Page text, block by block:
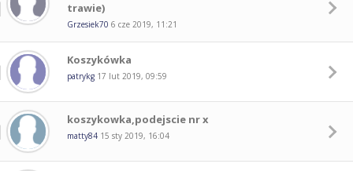
trawie)
Grzesiek70 6 cze 2019, 11:21
Koszykówka
patrykg 17 lut 2019, 09:59
koszykowka,podejscie nr x
matty84 15 sty 2019, 16:04